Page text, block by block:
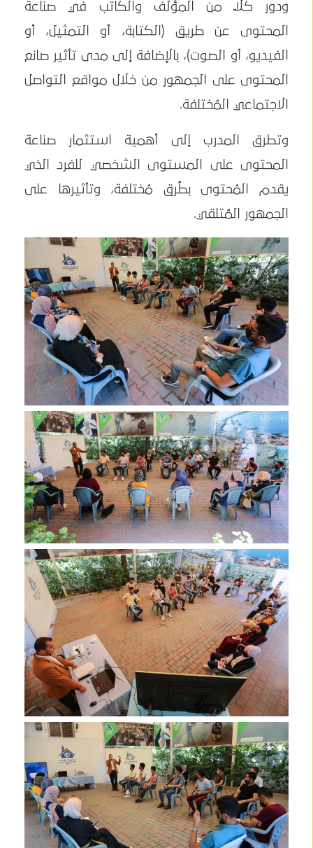
ودور كلًا من المؤلف والكاتب في صناعة
المحتوى عن طريق (الكتابة، أو التمثيل، أو
الفيديو، أو الصوت)، بالإضافة إلى مدى تأثير صانع
المحتوى على الجمهور من خلال مواقع التواصل
الاجتماعي المُختلفة.
وتطرق المدرب إلى أهمية استثمار صناعة
المحتوى على المستوى الشخصي للفرد الذي
يقدم المُحتوى بطُرق مُختلفة، وتأثيرها على
الجمهور المُتلقي.